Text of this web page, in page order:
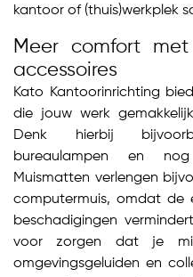
kantoor of (thuis)werkplek
Meer comfort
accessoires
Kato Kantoorinrichting
die jouw werk
Denk hierbij
bureaulampen en
Muismatten verlengen
computermuis, omdat de
beschadigingen
voor zorgen dat je
omgevingsgeluiden en